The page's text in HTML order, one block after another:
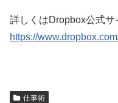
詳しくはDropbox公式サ
https://
仕事術